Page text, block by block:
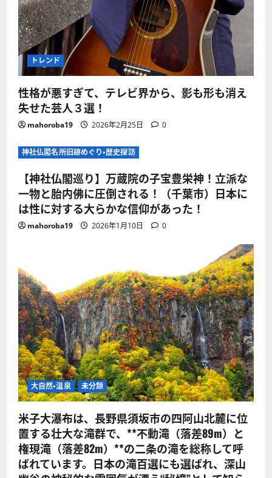
トレンド
性格が悪すぎて、テレビ界から、影も形も消え
失せた芸人３選！
mahoroba19 2026年2月25日 0
神社仏閣名所旧跡めぐり・歴史探訪
【神社仏閣巡り】万蔵院の子宝豊栄神！立派な
一物と胎内佛に圧倒される！（千葉市）日本に
は性に対する大らかな信仰があった！
mahoroba19 2026年1月10日 0
大自然・温泉 未分類
米子大瀑布は、長野県須坂市の四阿山北麓に位
置する壮大な滝群で、**不動滝（落差89m）と
権現滝（落差82m）**の二条の滝を総称して呼
ばれています。日本の滝百選にも選ばれ、深山